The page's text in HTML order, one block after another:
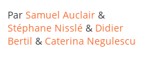
Par Samuel Auclair &
Stéphane Nisslé & Didier
Bertil & Caterina Negulescu